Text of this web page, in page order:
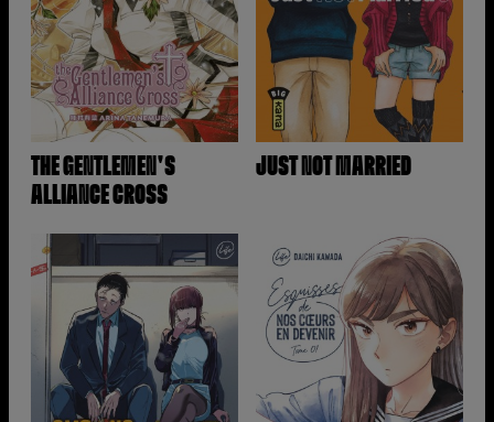
THE GENTLEMEN'S
ALLIANCE CROSS
JUST NOT MARRIED